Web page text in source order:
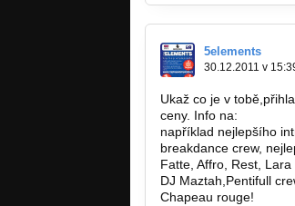
5elements
30.12.2011 v
Ukaž co je v
ceny. Info na:
například nejlepšího
breakdance crew,
Fatte, Affro, Rest,
DJ Maztah,Pentifull
Chapeau rouge!